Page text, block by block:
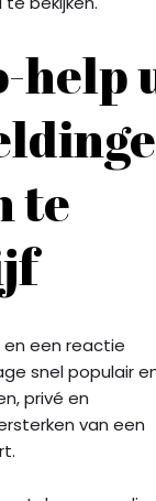
help
te
een reactie
snel populair
privé en
van een